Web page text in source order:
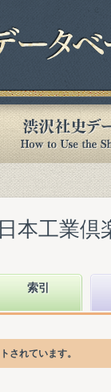
本工業倶
索引
されています。